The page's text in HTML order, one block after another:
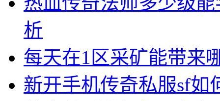
析
每天在1区采矿能带来
新开手机传奇私服sf如